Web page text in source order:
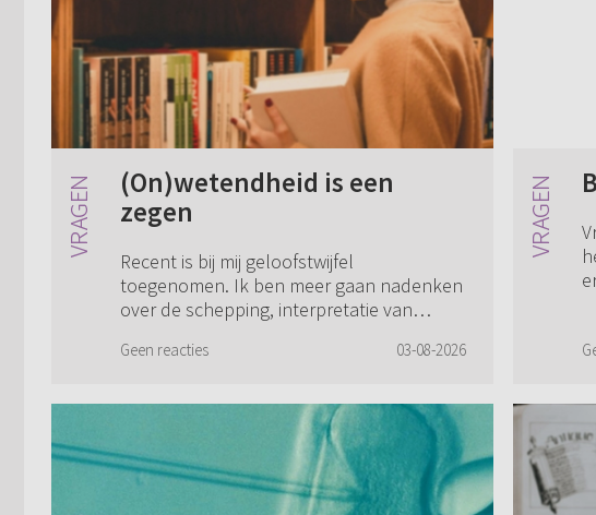
(On)wetendheid is een
zegen
Recent is bij mij geloofstwijfel
toegenomen. Ik ben meer gaan nadenken
over de schepping, interpretatie van
"ignorance is bliss" positie voor mezelf
Geen reacties 03-08-2026